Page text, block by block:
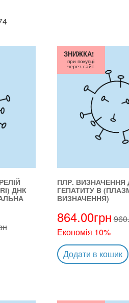
ДНК
ПЛР. ВИЗНАЧЕННЯ
ГЕПАТИТУ B
ВИЗНАЧЕННЯ)
864.00грн
Економія 10%
ЗНИЖКА!
при покупці
через сайт
Додати в кошик